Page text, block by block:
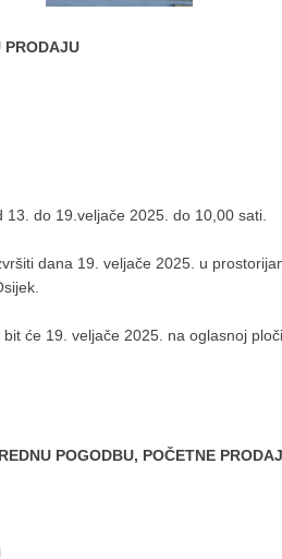
PRODAJU
do 19.veljače 2025. do 10,00 sati.
dana 19. veljače 2025. u
će 19. veljače 2025. na oglasnoj
POGODBU, POČETNE